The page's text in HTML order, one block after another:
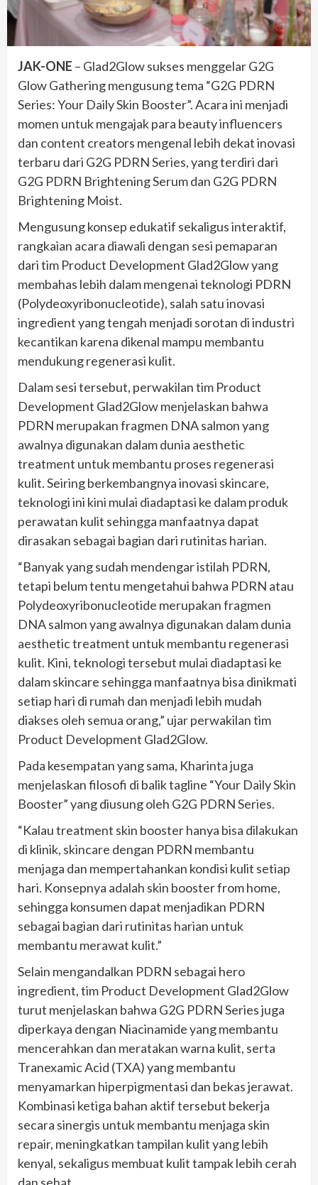
JAK-ONE – Glad2Glow sukses menggelar G2G
Glow Gathering mengusung tema “G2G PDRN
Series: Your Daily Skin Booster”. Acara ini menjadi
momen untuk mengajak para beauty influencers
dan content creators mengenal lebih dekat inovasi
terbaru dari G2G PDRN Series, yang terdiri dari
G2G PDRN Brightening Serum dan G2G PDRN
Brightening Moist.
Mengusung konsep edukatif sekaligus interaktif,
rangkaian acara diawali dengan sesi pemaparan
dari tim Product Development Glad2Glow yang
membahas lebih dalam mengenai teknologi PDRN
(Polydeoxyribonucleotide), salah satu inovasi
ingredient yang tengah menjadi sorotan di industri
kecantikan karena dikenal mampu membantu
mendukung regenerasi kulit.
Dalam sesi tersebut, perwakilan tim Product
Development Glad2Glow menjelaskan bahwa
PDRN merupakan fragmen DNA salmon yang
awalnya digunakan dalam dunia aesthetic
treatment untuk membantu proses regenerasi
kulit. Seiring berkembangnya inovasi skincare,
teknologi ini kini mulai diadaptasi ke dalam produk
perawatan kulit sehingga manfaatnya dapat
dirasakan sebagai bagian dari rutinitas harian.
“Banyak yang sudah mendengar istilah PDRN,
tetapi belum tentu mengetahui bahwa PDRN atau
Polydeoxyribonucleotide merupakan fragmen
DNA salmon yang awalnya digunakan dalam dunia
aesthetic treatment untuk membantu regenerasi
kulit. Kini, teknologi tersebut mulai diadaptasi ke
dalam skincare sehingga manfaatnya bisa dinikmati
setiap hari di rumah dan menjadi lebih mudah
diakses oleh semua orang,” ujar perwakilan tim
Product Development Glad2Glow.
Pada kesempatan yang sama, Kharinta juga
menjelaskan filosofi di balik tagline “Your Daily Skin
Booster” yang diusung oleh G2G PDRN Series.
“Kalau treatment skin booster hanya bisa dilakukan
di klinik, skincare dengan PDRN membantu
menjaga dan mempertahankan kondisi kulit setiap
hari. Konsepnya adalah skin booster from home,
sehingga konsumen dapat menjadikan PDRN
sebagai bagian dari rutinitas harian untuk
membantu merawat kulit.”
Selain mengandalkan PDRN sebagai hero
ingredient, tim Product Development Glad2Glow
turut menjelaskan bahwa G2G PDRN Series juga
diperkaya dengan Niacinamide yang membantu
mencerahkan dan meratakan warna kulit, serta
Tranexamic Acid (TXA) yang membantu
menyamarkan hiperpigmentasi dan bekas jerawat.
Kombinasi ketiga bahan aktif tersebut bekerja
secara sinergis untuk membantu menjaga skin
repair, meningkatkan tampilan kulit yang lebih
kenyal, sekaligus membuat kulit tampak lebih cerah